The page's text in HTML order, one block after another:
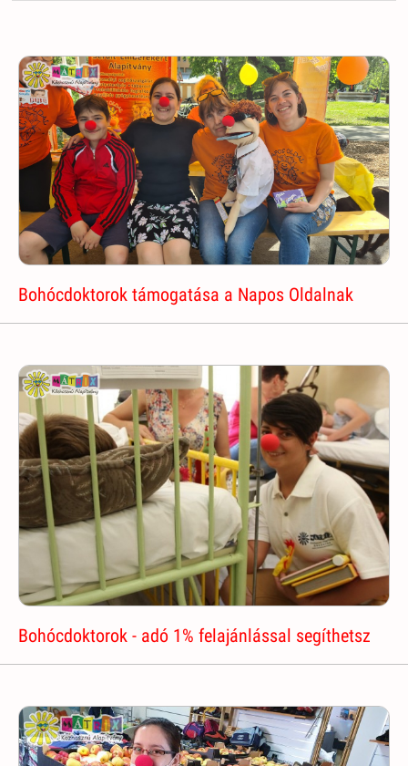
Bohócdoktorok támogatása a Napos Oldalnak
Bohócdoktorok - adó 1% felajánlással segíthetsz